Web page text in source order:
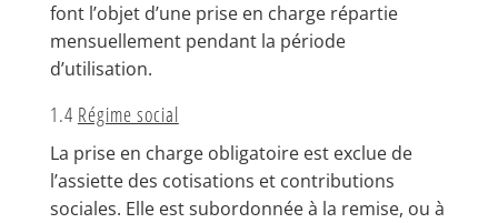
font l’objet d’une prise en charge répartie
mensuellement pendant la période
d’utilisation.
1.4 Régime social
La prise en charge obligatoire est exclue de
l’assiette des cotisations et contributions
sociales. Elle est subordonnée à la remise, ou à